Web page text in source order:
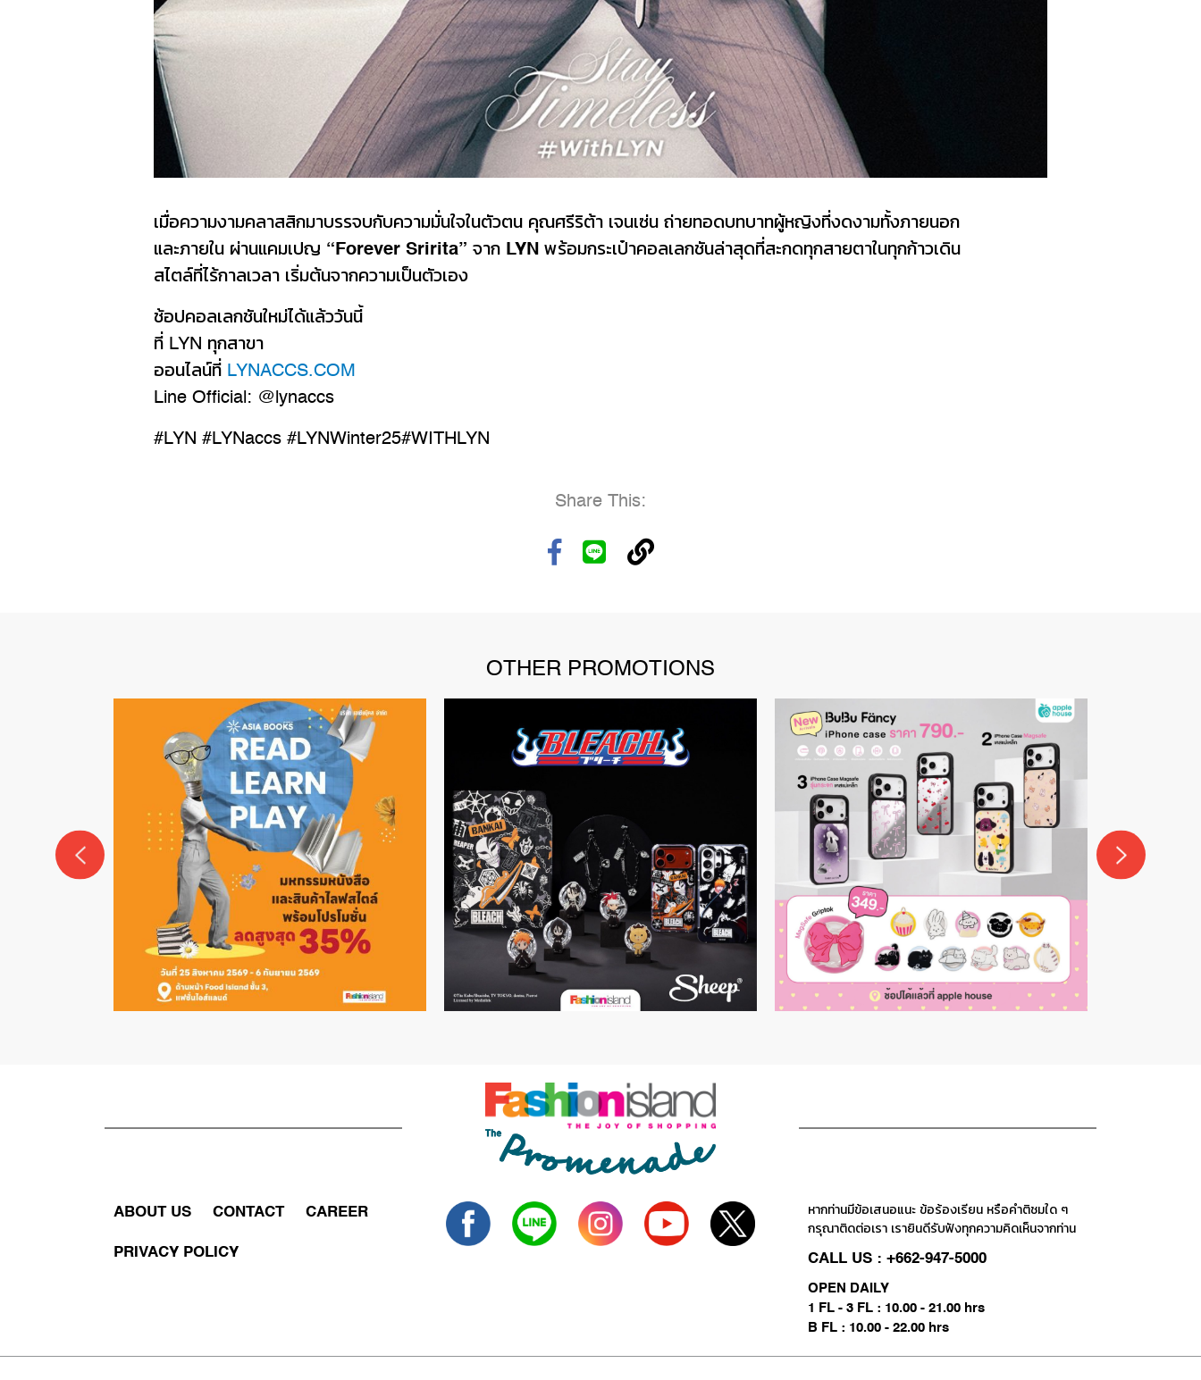
เมื่อความงามคลาสสิกมาบรรจบกับความมั่นใจในตัวตน คุณศรีริต้า เจนเซ่น ถ่ายทอดบทบาทผู้หญิงที่งดงามทั้งภายนอก
และภายใน ผ่านแคมเปญ “Forever Sririta” จาก LYN พร้อมกระเป๋าคอลเลกชันล่าสุดที่สะกดทุกสายตาในทุกก้าวเดิน
สไตล์ที่ไร้กาลเวลา เริ่มต้นจากความเป็นตัวเอง
ช้อปคอลเลกชันใหม่ได้แล้ววันนี้
ที่ LYN ทุกสาขา
ออนไลน์ที่ LYNACCS.COM
Line Official: @lynaccs
#LYN #LYNaccs #LYNWinter25#WITHLYN
Share This:
OTHER PROMOTIONS
ABOUT US CONTACT CAREER
PRIVACY POLICY
หากท่านมีข้อเสนอแนะ ข้อร้องเรียน หรือคำติชมใด ๆ
กรุณาติดต่อเรา เรายินดีรับฟังทุกความคิดเห็นจากท่าน
CALL US : +662-947-5000
OPEN DAILY
1 FL - 3 FL : 10.00 - 21.00 hrs
B FL : 10.00 - 22.00 hrs